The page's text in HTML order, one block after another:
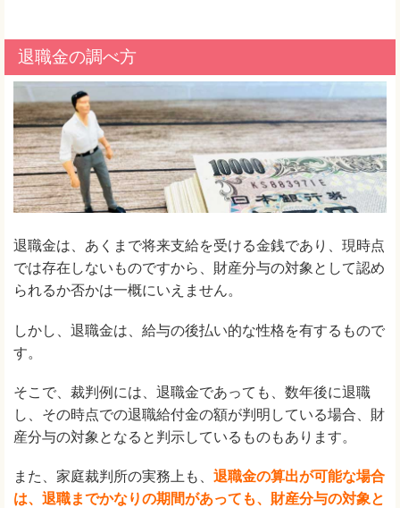
退職金の調べ方
退職金は、あくまで将来支給を受ける金銭であり、現時点
では存在しないものですから、財産分与の対象として認め
られるか否かは一概にいえません。
しかし、退職金は、給与の後払い的な性格を有するもので
す。
そこで、裁判例には、退職金であっても、数年後に退職
し、その時点での退職給付金の額が判明している場合、財
産分与の対象となると判示しているものもあります。
また、家庭裁判所の実務上も、 退職金の算出が可能な場合
は、退職までかなりの期間があっても、財産分与の対象と